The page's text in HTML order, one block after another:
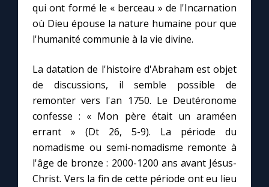
Avec Thérèse de Lisieux
L'Évangile chaque jour
Les premiers samedis du mois
Marie qui défait les nœuds
Me consacrer à Jésus par Marie
Mes intentions de prière
qui ont formé le « berceau » de l'Incarnation
où Dieu épouse la nature humaine pour que
l'humanité communie à la vie divine.
La datation de l'histoire d'Abraham est objet
de discussions, il semble possible de
remonter vers l'an 1750. Le Deutéronome
confesse : « Mon père était un araméen
errant » (Dt 26, 5-9). La période du
nomadisme ou semi-nomadisme remonte à
l'âge de bronze : 2000-1200 ans avant Jésus-
Christ. Vers la fin de cette période ont eu lieu